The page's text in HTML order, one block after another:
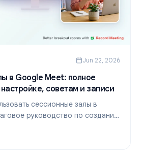
Jun 22, 2026
в Google Meet: полное
советам и записи
сессионные залы в
руководство по созданию
для вашей команды.
в Google Meet: полное руководство